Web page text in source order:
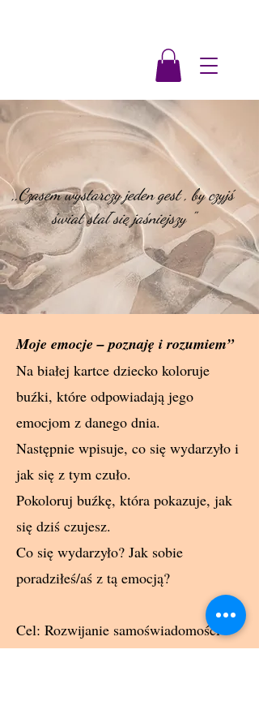
,,Czasem wystarczy jeden gest , by czyjś
świat stał się jaśniejszy "
Moje emocje – poznaję i rozumiem”
Na białej kartce dziecko koloruje
buźki, które odpowiadają jego
emocjom z danego dnia.
Następnie wpisuje, co się wydarzyło i
jak się z tym czuło.
Pokoloruj buźkę, która pokazuje, jak
się dziś czujesz.
Co się wydarzyło? Jak sobie
poradziłeś/aś z tą emocją?
Cel: Rozwijanie samoświadomości